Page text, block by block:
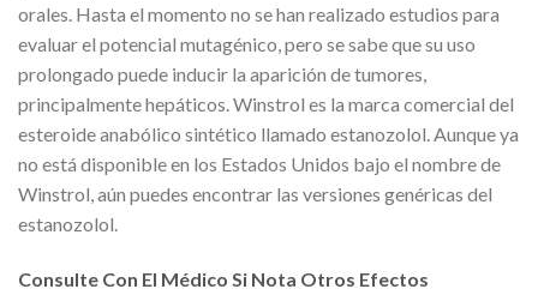
orales. Hasta el momento no se han realizado estudios para
evaluar el potencial mutagénico, pero se sabe que su uso
prolongado puede inducir la aparición de tumores,
principalmente hepáticos. Winstrol es la marca comercial del
esteroide anabólico sintético llamado estanozolol. Aunque ya
no está disponible en los Estados Unidos bajo el nombre de
Winstrol, aún puedes encontrar las versiones genéricas del
estanozolol.
Consulte Con El Médico Si Nota Otros Efectos